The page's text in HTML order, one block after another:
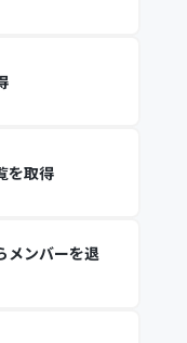
を取得
メンバーを退